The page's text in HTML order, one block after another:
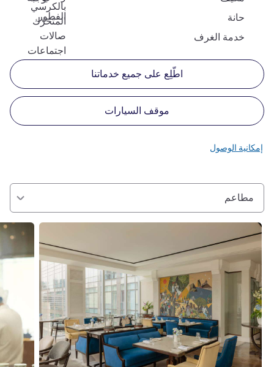
بالكرسي
المتحرّك
الفطور
حانة
صالات
اجتماعات
خدمة الغرف
اطّلِع على جميع خدماتنا
موقف السيارات
إمكانية الوصول
مطاعم
راجع التفاصيل راجع